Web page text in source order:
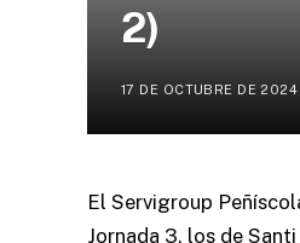
2)
17 DE OCTUBRE DE 2024
El Servigroup
Jornada 3, los de